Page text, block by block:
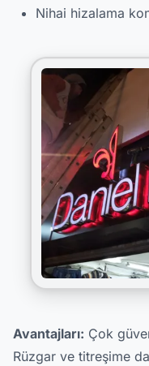
Nihai hizalama
Avantajları: Çok
Rüzgar ve titreşime